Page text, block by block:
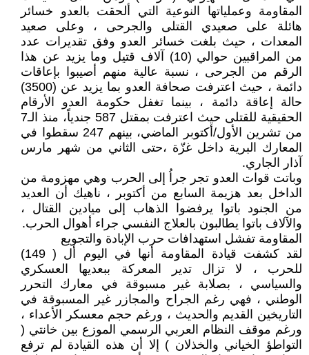
المقاومة وعملياتها النوعية التي ألحقت بالعدو خسائر
هائلة على صعيدي القتلى والجرحى ، وعلى صعيد
المعدات ، حيث بلغت خسائر العدو وفق تقديرات عدد
من المراقبين حوالي (10) آلاف قتيل وما يزيد عن هذا
الرقم من الجرحى ، نسبة عالية منهم أصيبوا بإعاقات
دائمة ، حيث اعترفت صحافة العدو بما يزيد عن (3500)
حالة إعاقة دائمة ، بينما تغفل حكومة العدو الأرقام
الحقيقية للقتلى حيث اعترفت بمقتل 587 جندياً، منذ الـ7
من تشرين الأول/أكتوبر الماضي، بينهم 247 سقطوا في
المعارك البرية داخل غزّة ،حتى الثاني من شهر مارس
آذار الجاري.
وباتت قوات العدو تجر جراُ إلى الحرب وهي مهزومة من
الداخل بعد هزيمة السابع من أكتوبر ، ناهيك أن العديد
من الجنود باتوا يرفضوا الذهاب إلى ميادين القتال ،
والآلاف باتوا يطالبون بالعلاج النفسي جراء أهوال الحرب.
المقاومة تفشل استهدافات حرب الإبادة والتجويع
لقد كشفت قيادة المقاومة أنها في اليوم أل ( 149)
للحرب ، لا تزال تدير المعركة ببعديها العسكري
والسياسي ، بصلابة غير مسبوقة في معارك التحرر
الوطني ، فهي رغم الجراح والمجازر غير المسبوقة في
التاريخين القديم والحديث ، ورغم حجم معسكر الأعداء ،
ورغم موقف النظام العربي الرسمي الموزع بين خانتي (
التواطؤ الخياني والخذلان ) إلا أن هذه القيادة لم ترفع